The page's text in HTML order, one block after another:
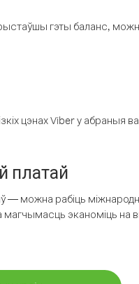
гэты баланс,
цэнах Viber у абраныя
платай
можна рабіць
эканоміць на